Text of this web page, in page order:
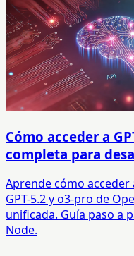
Cómo acceder a
completa para
Aprende cómo acceder
GPT-5.2 y o3-pro de
unificada. Guía paso a
Node.